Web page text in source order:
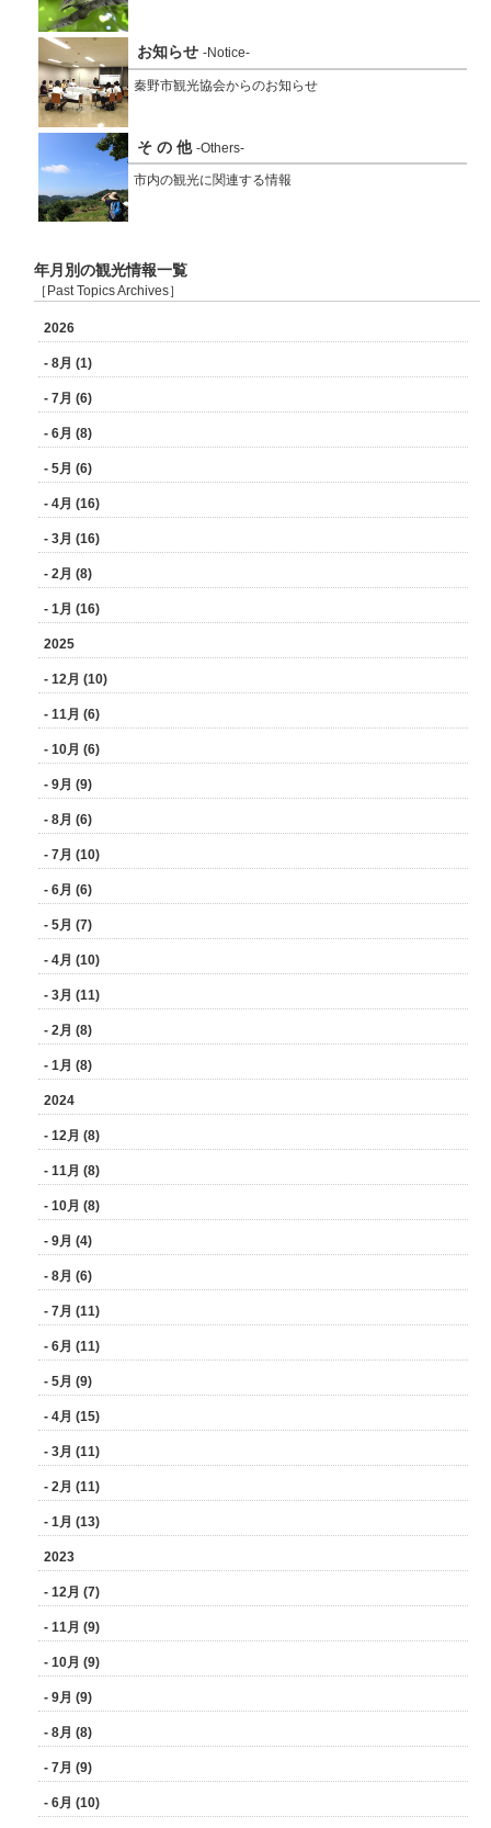
お知らせ -Notice-
秦野市観光協会からのお知らせ
そ の 他 -Others-
市内の観光に関連する情報
年月別の観光情報一覧
［Past Topics Archives］
2026
- 8月 (1)
- 7月 (6)
- 6月 (8)
- 5月 (6)
- 4月 (16)
- 3月 (16)
- 2月 (8)
- 1月 (16)
2025
- 12月 (10)
- 11月 (6)
- 10月 (6)
- 9月 (9)
- 8月 (6)
- 7月 (10)
- 6月 (6)
- 5月 (7)
- 4月 (10)
- 3月 (11)
- 2月 (8)
- 1月 (8)
2024
- 12月 (8)
- 11月 (8)
- 10月 (8)
- 9月 (4)
- 8月 (6)
- 7月 (11)
- 6月 (11)
- 5月 (9)
- 4月 (15)
- 3月 (11)
- 2月 (11)
- 1月 (13)
2023
- 12月 (7)
- 11月 (9)
- 10月 (9)
- 9月 (9)
- 8月 (8)
- 7月 (9)
- 6月 (10)